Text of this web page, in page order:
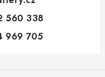
560 338
969 705